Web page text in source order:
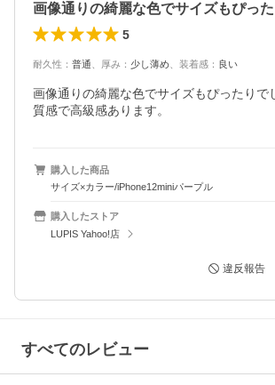
5
耐久性 ： 普通 厚み ： 少し薄め 装着感 ： 良い
画像通りの綺麗な色でサイズもぴったりで
質感で高級感あります。
購入した商品
サイズ×カラー/iPhone12miniパープル
購入したストア
LUPIS Yahoo!店
違反報告
すべてのレビュー